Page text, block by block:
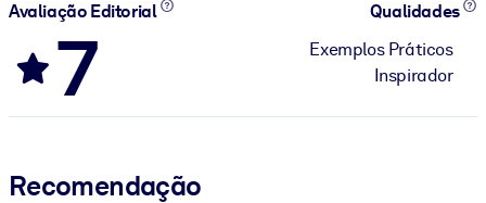
Avaliação Editorial
7
Qualidades
Exemplos Práticos
Inspirador
Recomendação